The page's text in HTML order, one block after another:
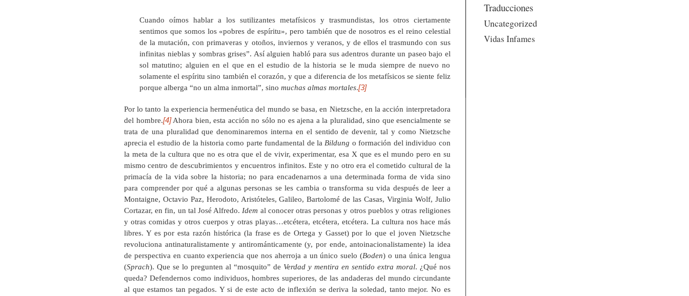
Cuando oímos hablar a los sutilizantes metafísicos y trasmundistas, los otros ciertamente
sentimos que somos los «pobres de espíritu», pero también que de nosotros es el reino celestial
de la mutación, con primaveras y otoños, inviernos y veranos, y de ellos el trasmundo con sus
infinitas nieblas y sombras grises”. Así alguien habló para sus adentros durante un paseo bajo el
sol matutino; alguien en el que en el estudio de la historia se le muda siempre de nuevo no
solamente el espíritu sino también el corazón, y que a diferencia de los metafísicos se siente feliz
porque alberga “no un alma inmortal”, sino muchas almas mortales.[3]
Por lo tanto la experiencia hermenéutica del mundo se basa, en Nietzsche, en la acción interpretadora
del hombre.[4]Ahora bien, esta acción no sólo no es ajena a la pluralidad, sino que esencialmente se
trata de una pluralidad que denominaremos interna en el sentido de devenir, tal y como Nietzsche
aprecia el estudio de la historia como parte fundamental de la Bildung o formación del individuo con
la meta de la cultura que no es otra que el de vivir, experimentar, esa X que es el mundo pero en su
mismo centro de descubrimientos y encuentros infinitos. Este y no otro era el cometido cultural de la
primacía de la vida sobre la historia; no para encadenarnos a una determinada forma de vida sino
para comprender por qué a algunas personas se les cambia o transforma su vida después de leer a
Montaigne, Octavio Paz, Herodoto, Aristóteles, Galileo, Bartolomé de las Casas, Virginia Wolf, Julio
Cortazar, en fin, un tal José Alfredo. Idem al conocer otras personas y otros pueblos y otras religiones
y otras comidas y otros cuerpos y otras playas…etcétera, etcétera, etcétera. La cultura nos hace más
libres. Y es por esta razón histórica (la frase es de Ortega y Gasset) por lo que el joven Nietzsche
revoluciona antinaturalistamente y antirománticamente (y, por ende, antoinacionalistamente) la idea
de perspectiva en cuanto experiencia que nos aherroja a un único suelo (Boden) o una única lengua
(Sprach). Que se lo pregunten al “mosquito” de Verdad y mentira en sentido extra moral. ¿Qué nos
queda? Defendernos como individuos, hombres superiores, de las andaderas del mundo circundante
al que estamos tan pegados. Y si de este acto de inflexión se deriva la soledad, tanto mejor. No es
Traducciones
Uncategorized
Vidas Infames